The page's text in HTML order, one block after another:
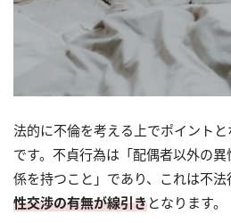
法的に不倫を考える上でポイントと
です。不貞行為は「配偶者以外の
係を持つこと」であり、これは不法
性交渉の有無が線引きとなります。